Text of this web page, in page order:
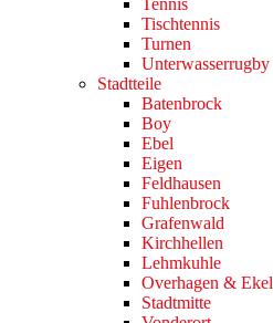
Tennis
Tischtennis
Turnen
Unterwasserrugby
Stadtteile
Batenbrock
Boy
Ebel
Eigen
Feldhausen
Fuhlenbrock
Grafenwald
Kirchhellen
Lehmkuhle
Overhagen & Ekel
Stadtmitte